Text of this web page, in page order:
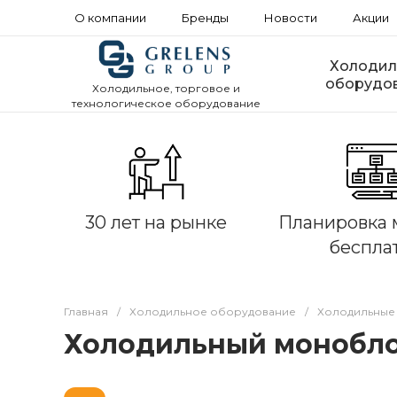
О компании Бренды Новости Акции
Холодильное, торговое и
технологическое оборудование
30 лет на рынке
Планировка
Главная / Холодильное оборудование /
Холодильный